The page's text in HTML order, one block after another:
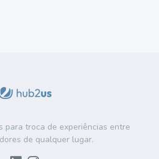
para troca de experiências entre
de qualquer lugar.